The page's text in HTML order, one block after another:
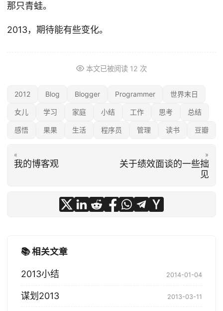
那只青蛙。
2013，期待能有些变化。
本文已被阅读 12 次
2012 Blog Blogger Programmer 世界末日
女儿 学习 家庭 小结 工作 思考 总结
感悟 果果 生活 程序员 管理 读书 豆瓣
«
我的博客观
»
关于绩效面谈的一些拙
见
📚 相关文章
2013小结 2014-01-04
谋划2013 2013-03-11